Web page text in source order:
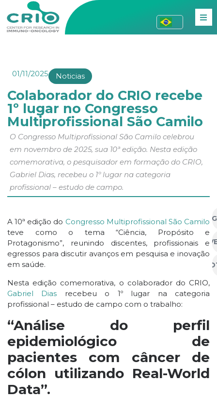
01/11/2025 Noticias
Colaborador do CRIO recebe
1º lugar no Congresso
Multiprofissional São Camilo
O Congresso Multiprofissional São Camilo celebrou
em novembro de 2025, sua 10ª edição. Nesta edição
comemorativa, o pesquisador em formação do CRIO,
Gabriel Dias, recebeu o 1º lugar na categoria
profissional – estudo de campo.
A 10ª edição do Congresso Multiprofissional São Camilo
teve como o tema “Ciência, Propósito e
Protagonismo”, reunindo discentes, profissionais e
egressos para discutir avanços em pesquisa e inovação
em saúde.
Nesta edição comemorativa, o colaborador do CRIO,
Gabriel Dias recebeu o 1º lugar na categoria
profissional – estudo de campo com o trabalho:
“Análise do perfil
epidemiológico de
pacientes com câncer de
cólon utilizando Real-World
Data”.